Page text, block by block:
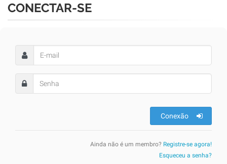
CONECTAR-SE
Conexão
Ainda não é um membro? Registre-se agora!
Esqueceu a senha?